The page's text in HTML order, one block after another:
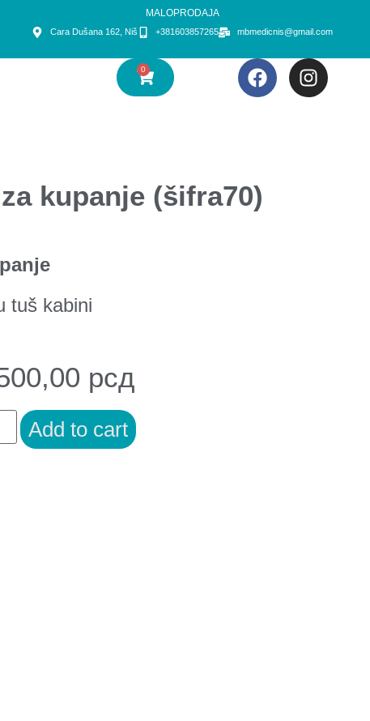
MALOPRODAJA
Cara Dušana 162, Niš +381603857265 mbmedicnis@gmail.com
0
kupanje (šifra70)
tuš kabini
рсд
Add to cart